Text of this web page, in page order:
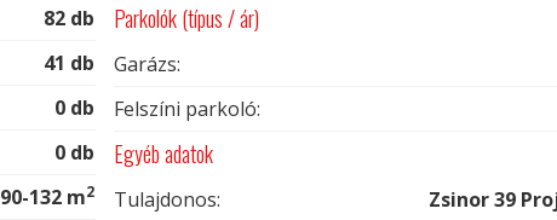
82 db
41 db
0 db
0 db
90-132 m2
Parkolók (típus / ár)
Garázs:
Felszíni parkoló:
Egyéb adatok
Tulajdonos:
Zsinor 39